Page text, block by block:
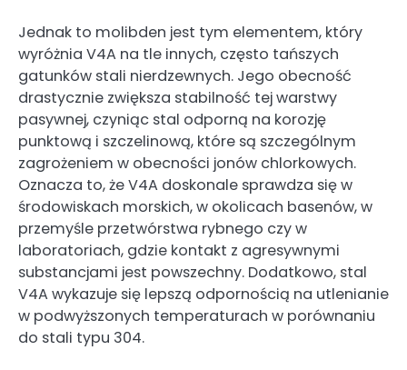
Jednak to molibden jest tym elementem, który
wyróżnia V4A na tle innych, często tańszych
gatunków stali nierdzewnych. Jego obecność
drastycznie zwiększa stabilność tej warstwy
pasywnej, czyniąc stal odporną na korozję
punktową i szczelinową, które są szczególnym
zagrożeniem w obecności jonów chlorkowych.
Oznacza to, że V4A doskonale sprawdza się w
środowiskach morskich, w okolicach basenów, w
przemyśle przetwórstwa rybnego czy w
laboratoriach, gdzie kontakt z agresywnymi
substancjami jest powszechny. Dodatkowo, stal
V4A wykazuje się lepszą odpornością na utlenianie
w podwyższonych temperaturach w porównaniu
do stali typu 304.